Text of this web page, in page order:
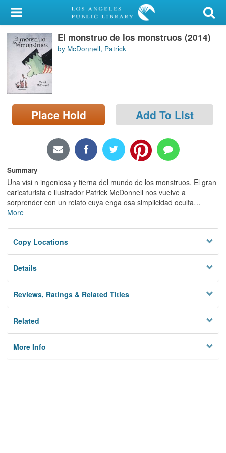
My Account
Library Card
Sign In
Search
Locations/Hours (external
page)
El monstruo de los monstruos (2014)
by McDonnell, Patrick
Place Hold Add To List
Summary
Una visi n ingeniosa y tierna del mundo de los monstruos. El gran
caricaturista e ilustrador Patrick McDonnell nos vuelve a
sorprender con un relato cuya enga osa simplicidad oculta…
More
Copy Locations
Details
Reviews, Ratings & Related Titles
Related
More Info